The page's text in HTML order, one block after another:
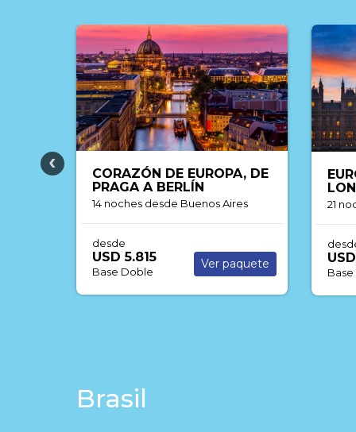
EUROPA CLASICA CON
LONDRES
21 noches desde Córdoba
desde
USD 7.495
Base Doble
Ver paquete
15
Brasil